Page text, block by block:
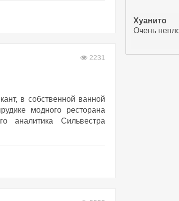
2231
в собственной ванной
модного ресторана
аналитика Сильвестра
Хуанито